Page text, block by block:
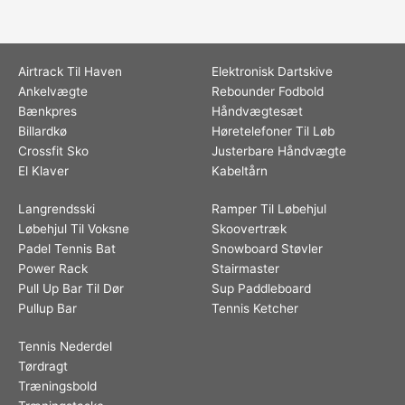
Airtrack Til Haven
Ankelvægte
Bænkpres
Billardkø
Crossfit Sko
El Klaver
Elektronisk Dartskive
Rebounder Fodbold
Håndvægtesæt
Høretelefoner Til Løb
Justerbare Håndvægte
Kabeltårn
Langrendsski
Løbehjul Til Voksne
Padel Tennis Bat
Power Rack
Pull Up Bar Til Dør
Pullup Bar
Ramper Til Løbehjul
Skoovertræk
Snowboard Støvler
Stairmaster
Sup Paddleboard
Tennis Ketcher
Tennis Nederdel
Tørdragt
Træningsbold